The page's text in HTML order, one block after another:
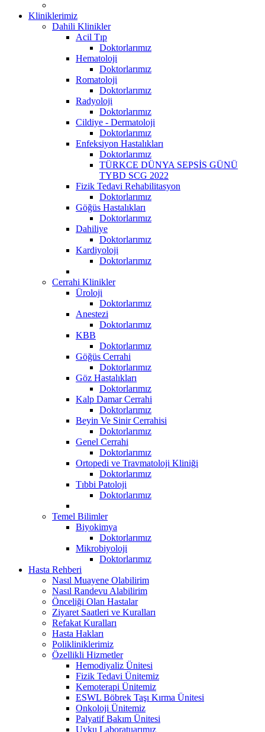
Kliniklerimiz
Dahili Klinikler
Acil Tıp
Doktorlarımız
Hematoloji
Doktorlarımız
Romatoloji
Doktorlarımız
Radyoloji
Doktorlarımız
Cildiye - Dermatoloji
Doktorlarımız
Enfeksiyon Hastalıkları
Doktorlarımız
TÜRKCE DÜNYA SEPSİS GÜNÜ
TYBD SCG 2022
Fizik Tedavi Rehabilitasyon
Doktorlarımız
Göğüs Hastalıkları
Doktorlarımız
Dahiliye
Doktorlarımız
Kardiyoloji
Doktorlarımız
Cerrahi Klinikler
Üroloji
Doktorlarımız
Anestezi
Doktorlarımız
KBB
Doktorlarımız
Göğüs Cerrahi
Doktorlarımız
Göz Hastalıkları
Doktorlarımız
Kalp Damar Cerrahi
Doktorlarımız
Beyin Ve Sinir Cerrahisi
Doktorlarımız
Genel Cerrahi
Doktorlarımız
Ortopedi ve Travmatoloji Kliniği
Doktorlarımız
Tıbbi Patoloji
Doktorlarımız
Temel Bilimler
Biyokimya
Doktorlarımız
Mikrobiyoloji
Doktorlarımız
Hasta Rehberi
Nasıl Muayene Olabilirim
Nasıl Randevu Alabilirim
Önceliği Olan Hastalar
Ziyaret Saatleri ve Kuralları
Refakat Kuralları
Hasta Hakları
Polikliniklerimiz
Özellikli Hizmetler
Hemodiyaliz Ünitesi
Fizik Tedavi Ünitemiz
Kemoterapi Ünitemiz
ESWL Böbrek Taşı Kırma Ünitesi
Onkoloji Ünitemiz
Palyatif Bakım Ünitesi
Uyku Laboratuarımız